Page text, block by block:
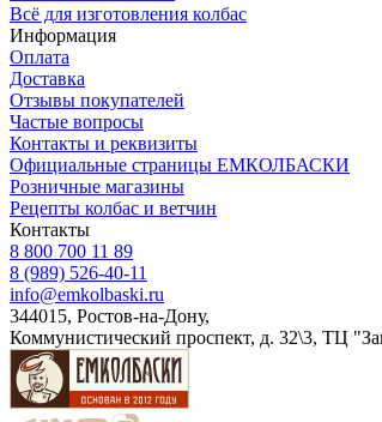
Всё для изготовления колбас
Информация
Оплата
Доставка
Отзывы покупателей
Частые вопросы
Контакты и реквизиты
Официальные страницы ЕМКОЛБАСКИ
Розничные магазины
Рецепты колбас и ветчин
Контакты
8 800 700 11 89
8 (989) 526-40-11
info@emkolbaski.ru
344015, Ростов-на-Дону,
Коммунистический проспект, д. 32\3, ТЦ